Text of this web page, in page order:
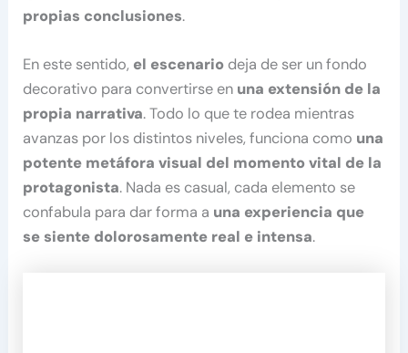
propias conclusiones.
En este sentido, el escenario deja de ser un fondo
decorativo para convertirse en una extensión de la
propia narrativa. Todo lo que te rodea mientras
avanzas por los distintos niveles, funciona como una
potente metáfora visual del momento vital de la
protagonista. Nada es casual, cada elemento se
confabula para dar forma a una experiencia que
se siente dolorosamente real e intensa.